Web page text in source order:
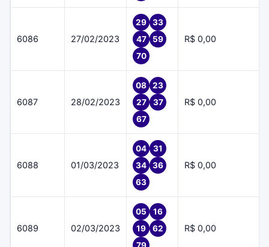
6086 27/02/2023
29
33
47
59
70
R$ 0,00
6087 28/02/2023
08
23
27
37
67
R$ 0,00
6088 01/03/2023
04
31
34
36
63
R$ 0,00
6089 02/03/2023
05
16
19
62
R$ 0,00